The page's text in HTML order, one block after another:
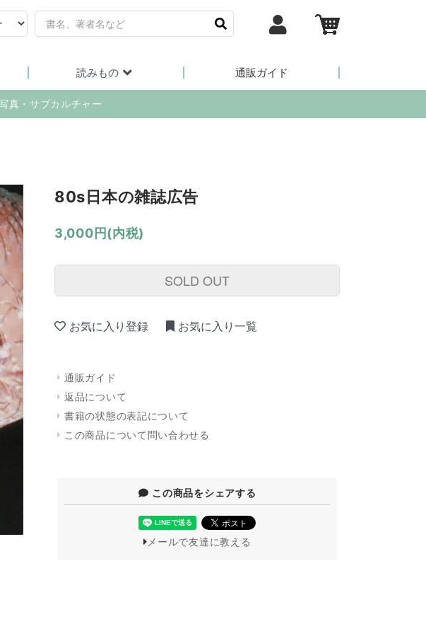
読みもの 通販ガイド
真・サブカルチャー
80s日本の雑誌広告
3,000円(内税)
SOLD OUT
お気に入り登録 お気に入り一覧
通販ガイド
返品について
書籍の状態の表記について
この商品について問い合わせる
この商品をシェアする
メールで友達に教える